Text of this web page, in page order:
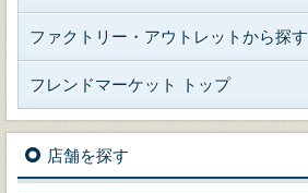
ファクトリー・アウトレットから探す
フレンドマーケット トップ
店舗を探す